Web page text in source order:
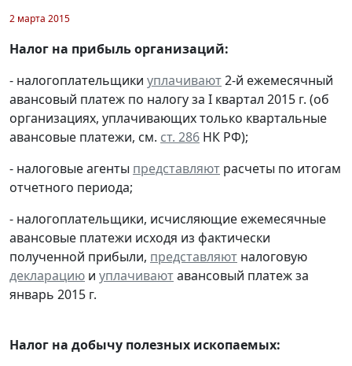
2 марта 2015
Налог на прибыль организаций:
- налогоплательщики уплачивают2-й ежемесячный
авансовый платеж по налогу за I квартал 2015 г. (об
организациях, уплачивающих только квартальные
авансовые платежи, см. ст. 286 НК РФ);
- налоговые агенты представляют расчеты по итогам
отчетного периода;
- налогоплательщики, исчисляющие ежемесячные
авансовые платежи исходя из фактически
полученной прибыли, представляют налоговую
декларацию и уплачиваютавансовый платеж за
январь 2015 г.
Налог на добычу полезных ископаемых: